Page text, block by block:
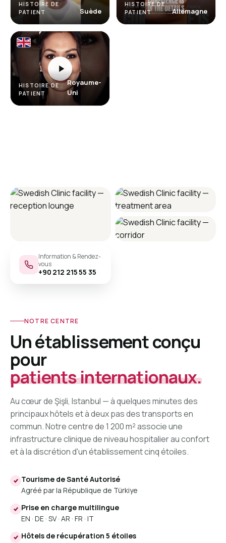
HISTOIRE DE
PATIENT
Suède
HISTOIRE DE
PATIENT
Allemagne
HISTOIRE DE
PATIENT
Royaume-
Uni
Information & Rendez-
vous
+90 212 215 55 35
NOTRE CENTRE
Un établissement conçu
pour
patients internationaux.
Au cœur de Şişli, Istanbul — à quelques minutes des
principaux hôtels et à deux pas des transports en
commun. Notre centre de 1 200 m² associe une
infrastructure clinique de niveau hospitalier au confort
et à la discrétion d'un établissement cinq étoiles.
Tourisme de Santé Autorisé
Agréé par la République de Türkiye
Prise en charge multilingue
EN · DE · SV · AR · FR · IT
Hôtels de récupération 5 étoiles